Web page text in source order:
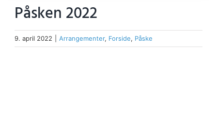
Påsken 2022
9. april 2022 Arrangementer, Forside, Påske